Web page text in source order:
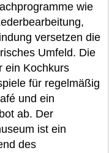
wie
versetzen die
Umfeld. Die
ein Kochkurs
für regelmäßig
und ein
ab. Der
ist ein
des